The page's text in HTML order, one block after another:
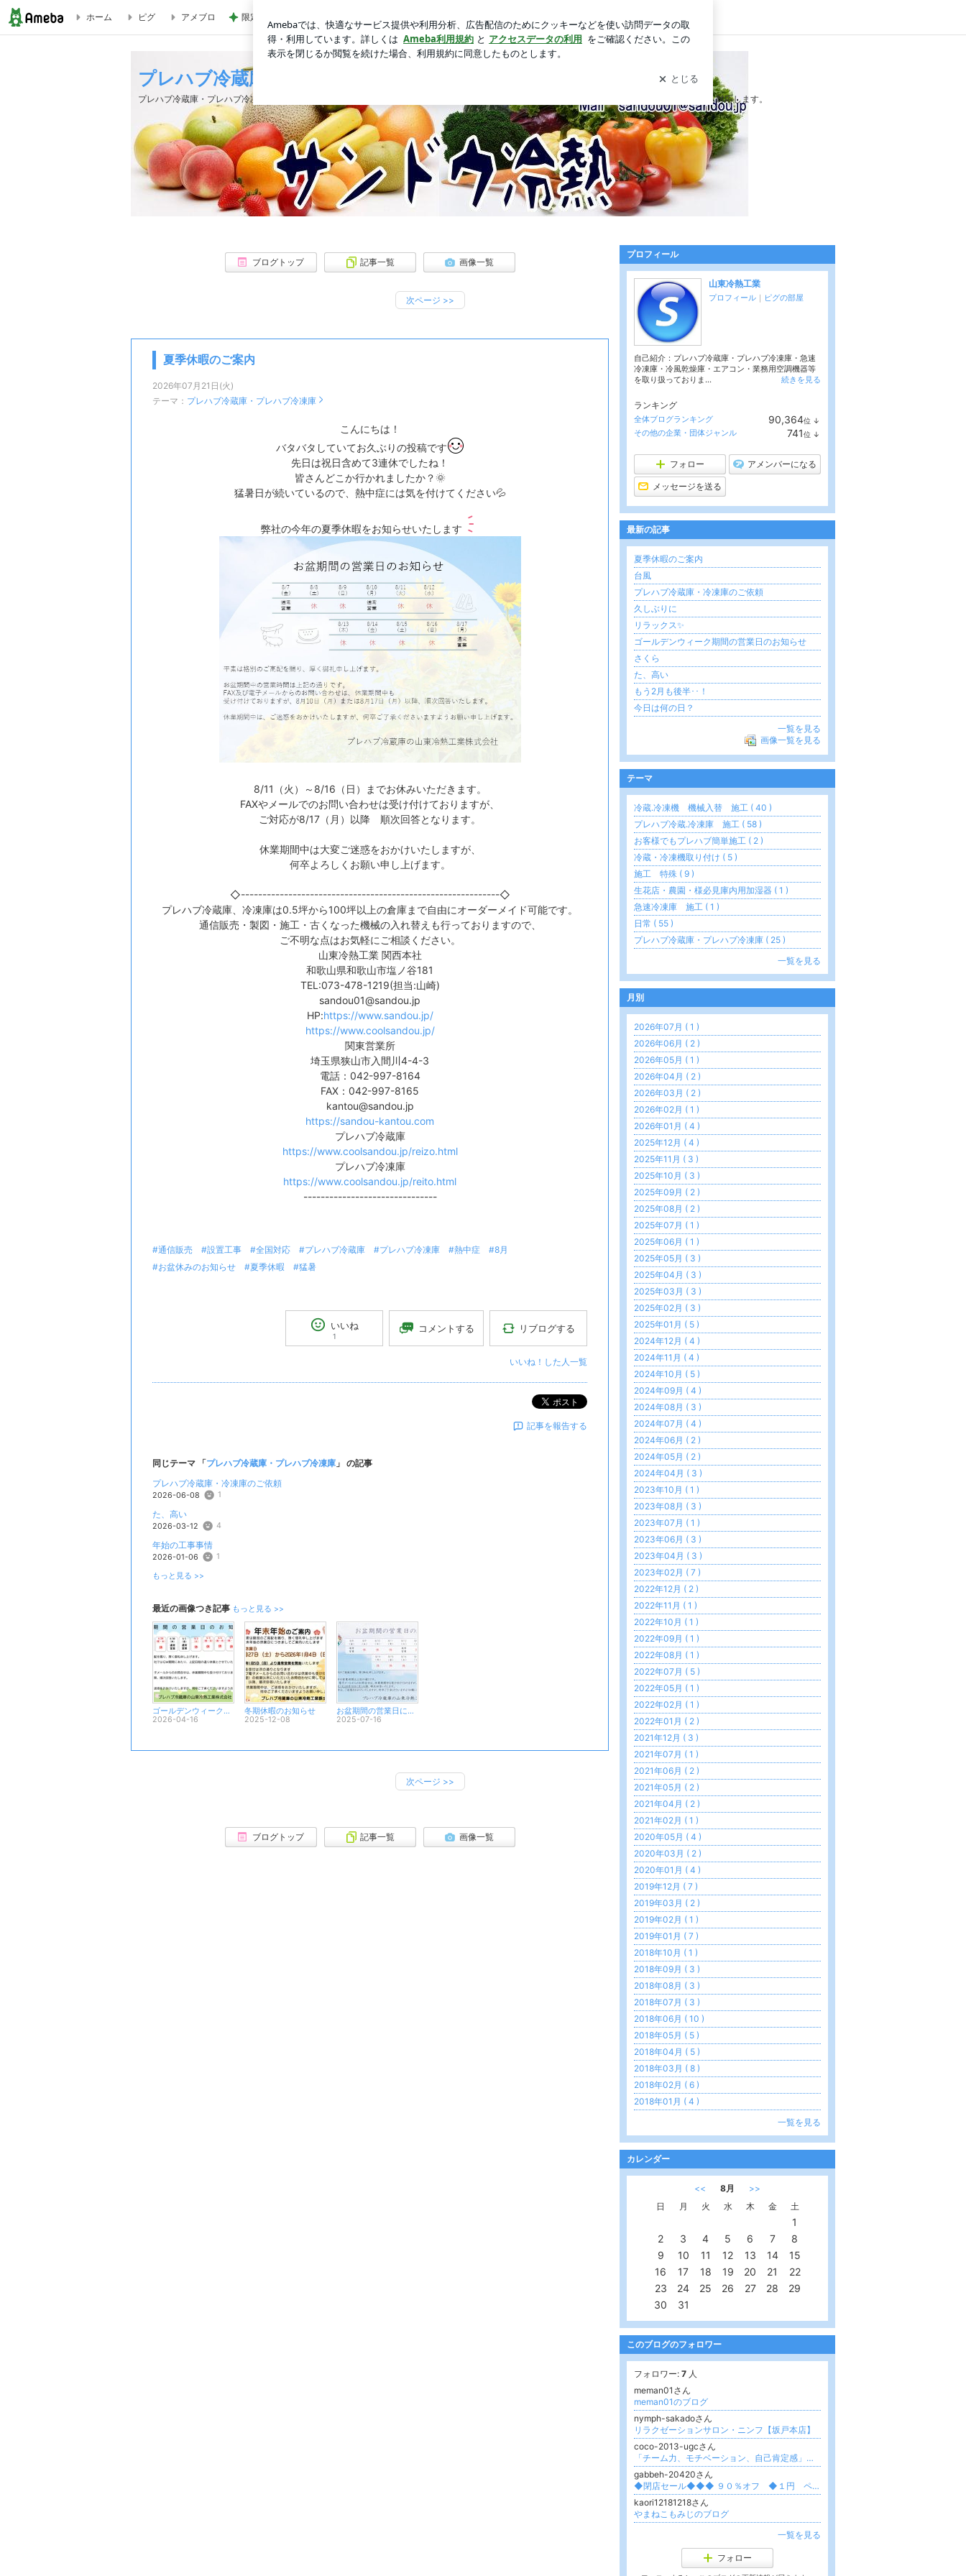
プレハブ冷蔵庫・プレハブ冷凍庫｜山東冷熱工業のブログ
ホーム ピグ アメブロ 限定品を選ぶ手土産への違和感 ログイン
プレハブ冷蔵庫・プレハブ冷凍庫｜山東冷熱工業のブログ
プレハブ冷蔵庫・プレハブ冷凍庫をどこよりも安く を目指して販売しております。 １００坪を超える商品や、お客様の希望に沿った自由設計にも対応します。
ブログトップ 記事一覧 画像一覧
次ページ >>
夏季休暇のご案内
2026年07月21日(火)
テーマ： プレハブ冷蔵庫・プレハブ冷凍庫
こんにちは！
バタバタしていてお久ぶりの投稿です
先日は祝日含めて3連休でしたね！
皆さんどこか行かれましたか？🌞
猛暑日が続いているので、熱中症には気を付けてください💦
弊社の今年の夏季休暇をお知らせいたします
8/11（火）～8/16（日）までお休みいただきます。
FAXやメールでのお問い合わせは受け付けておりますが、
ご対応が8/17（月）以降 順次回答となります。
休業期間中は大変ご迷惑をおかけいたしますが、
何卒よろしくお願い申し上げます。
◇------------------------------------------------------------◇
プレハブ冷蔵庫、冷凍庫は0.5坪から100坪以上の倉庫まで自由にオーダーメイド可能です。
通信販売・製図・施工・古くなった機械の入れ替えも行っておりますので、
ご不明な点はお気軽にご相談ください。
山東冷熱工業 関西本社
和歌山県和歌山市塩ノ谷181
TEL:073-478-1219(担当:山崎)
sandou01@sandou.jp
HP:https://www.sandou.jp/
https://www.coolsandou.jp/
関東営業所
埼玉県狭山市入間川4-4-3
電話：042-997-8164
FAX：042-997-8165
kantou@sandou.jp
https://sandou-kantou.com
プレハブ冷蔵庫
https://www.coolsandou.jp/reizo.html
プレハブ冷凍庫
https://www.coolsandou.jp/reito.html
-------------------------------
#通信販売 #設置工事 #全国対応 #プレハブ冷蔵庫 #プレハブ冷凍庫 #熱中症
#8月
#お盆休みのお知らせ
#夏季休暇 #猛暑
いいね
1
コメントする リブログする
いいね！した人一覧
ポスト
記事を報告する
同じテーマ 「プレハブ冷蔵庫・プレハブ冷凍庫 」 の記事
プレハブ冷蔵庫・冷凍庫のご依頼
2026-06-08 1
た、高い
2026-03-12 4
年始の工事事情
2026-01-06 1
もっと見る >>
最近の画像つき記事 もっと見る >>
ゴールデンウィーク期間の営業日のお知らせ
2026-04-16
冬期休暇のお知らせ
2025-12-08
お盆期間の営業日につきまして
2025-07-16
次ページ >>
ブログトップ 記事一覧 画像一覧
プロフィール
山東冷熱工業
プロフィール ｜ ピグの部屋
自己紹介：プレハブ冷蔵庫・プレハブ冷凍庫・急速
冷凍庫・冷風乾燥庫・エアコン・業務用空調機器等
を取り扱っておりま...
続きを見る
ランキング
全体ブログランキング 90,364位 ↓
ン
その他の企業・団体ジャンル 741位 ↓
フォロー アメンバーになる
メッセージを送る
最新の記事
夏季休暇のご案内
台風
プレハブ冷蔵庫・冷凍庫のご依頼
久しぶりに
リラックス✨
ゴールデンウィーク期間の営業日のお知らせ
さくら
た、高い
もう2月も後半･･！
今日は何の日？
一覧を見る
画像一覧を見る
テーマ
冷蔵.冷凍機 機械入替 施工 ( 40 )
プレハブ冷蔵.冷凍庫 施工 ( 58 )
お客様でもプレハブ簡単施工 ( 2 )
冷蔵・冷凍機取り付け ( 5 )
施工 特殊 ( 9 )
生花店・農園・様必見庫内用加湿器 ( 1 )
急速冷凍庫 施工 ( 1 )
日常 ( 55 )
プレハブ冷蔵庫・プレハブ冷凍庫 ( 25 )
一覧を見る
月別
2026年07月 ( 1 )
2026年06月 ( 2 )
2026年05月 ( 1 )
2026年04月 ( 2 )
2026年03月 ( 2 )
2026年02月 ( 1 )
2026年01月 ( 4 )
2025年12月 ( 4 )
2025年11月 ( 3 )
2025年10月 ( 3 )
2025年09月 ( 2 )
2025年08月 ( 2 )
2025年07月 ( 1 )
2025年06月 ( 1 )
2025年05月 ( 3 )
2025年04月 ( 3 )
2025年03月 ( 3 )
2025年02月 ( 3 )
2025年01月 ( 5 )
2024年12月 ( 4 )
2024年11月 ( 4 )
2024年10月 ( 5 )
2024年09月 ( 4 )
2024年08月 ( 3 )
2024年07月 ( 4 )
2024年06月 ( 2 )
2024年05月 ( 2 )
2024年04月 ( 3 )
2023年10月 ( 1 )
2023年08月 ( 3 )
2023年07月 ( 1 )
2023年06月 ( 3 )
2023年04月 ( 3 )
2023年02月 ( 7 )
2022年12月 ( 2 )
2022年11月 ( 1 )
2022年10月 ( 1 )
2022年09月 ( 1 )
2022年08月 ( 1 )
2022年07月 ( 5 )
2022年05月 ( 1 )
2022年02月 ( 1 )
2022年01月 ( 2 )
2021年12月 ( 3 )
2021年07月 ( 1 )
2021年06月 ( 2 )
2021年05月 ( 2 )
2021年04月 ( 2 )
2021年02月 ( 1 )
2020年05月 ( 4 )
2020年03月 ( 2 )
2020年01月 ( 4 )
2019年12月 ( 7 )
2019年03月 ( 2 )
2019年02月 ( 1 )
2019年01月 ( 7 )
2018年10月 ( 1 )
2018年09月 ( 3 )
2018年08月 ( 3 )
2018年07月 ( 3 )
2018年06月 ( 10 )
2018年05月 ( 5 )
2018年04月 ( 5 )
2018年03月 ( 8 )
2018年02月 ( 6 )
2018年01月 ( 4 )
一覧を見る
カレンダー
<< 8月
>>
日
月 火 水 木 金 土
1
2
3 4 5 6 7
8
9
10 11 12 13 14
15
16
17 18 19 20 21
22
23
24 25 26 27 28
29
30
31
このブログのフォロワー
フォロワー: 7 人
meman01さん
meman01のブログ
nymph-sakadoさん
リラクゼーションサロン・ニンフ【坂戸本店】
coco-2013-ugcさん
「チーム力、モチベーション、自己肯定感」をUPさせるパステル画
gabbeh-20420さん
◆閉店セール◆◆◆ ９０％オフ ◆１円 ペルシャ絨毯◆
kaori12181218さん
やまねこもみじのブログ
一覧を見る
フォロー